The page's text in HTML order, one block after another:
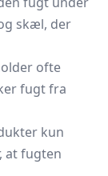
skæl, der
ofte
fugt fra
kun
at fugten